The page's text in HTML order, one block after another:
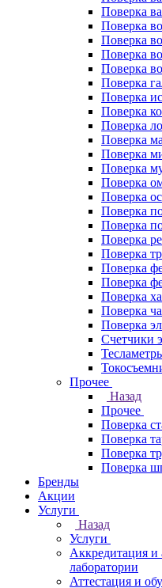
Поверка
Поверка
Поверка
Поверка
Поверка
Поверка
Поверка
Поверка
Поверка
Поверка
Поверка
Поверка
Поверка
Поверка
Поверка
Поверка
Поверка
Поверка
Поверка
Поверка
Поверка
Поверка
Поверка
Счетчики
Прочее
Назад
Прочее
Поверка
Поверка
Поверка
Поверка
Бренды
Акции
Услуги
Назад
Услуги
Аккредитация и
лаборатории
Аттестация и